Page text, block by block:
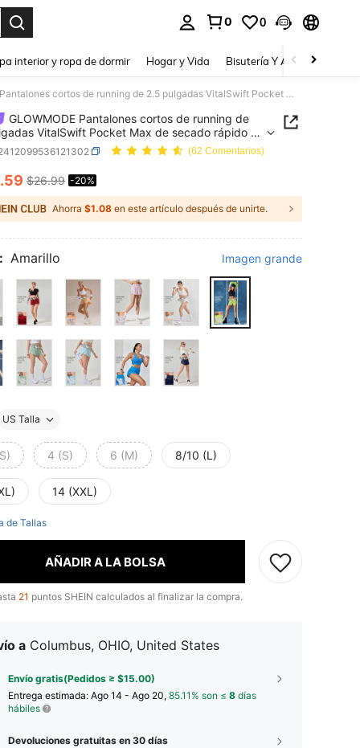
0 0
interior y ropa de dormir Hogar y Vida Bisutería Y Accesorios
GLOWMODE Pantalones cortos de running de 2.5 pulgadas VitalSwift Pocket Max de secado rápido y ultraligeros, con cintura alta, múltiples bolsillos, cintura ajustable con cordón, y ropa interior integrada antiolores para hacer ejercicio, correr y entrenar
GLOWMODE Pantalones cortos de running de
VitalSwift Pocket Max de secado rápido y
con cintura alta, múltiples bolsillos, cintura
con cordón, y ropa interior integrada antiolores
ejercicio, correr y entrenar
(62 Comentarios)
AND AVAILABILITY
.59 $26.99 -20%
Ahorra $1.08 en este artículo después de unirte.
Amarillo Imagen grande
US Talla
4 (S) 6 (M) 8/10 (L)
14 (XXL)
de Tallas
AÑADIR A LA BOLSA
21 puntos SHEIN calculados al finalizar la compra.
a Columbus, OHIO, United States
Envío gratis(Pedidos ≥ $15.00)
Entrega estimada: Ago 14 - Ago 20, 85.11% son ≤ 8 días
hábiles
Devoluciones gratuitas en 30 días